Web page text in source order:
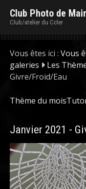
Club Photo de
Club/atelier du Ccler
Vous êtes ici : Vous
galeries
Les
Givre/Froid/Eau
Thème du mois
Janvier 2021 -